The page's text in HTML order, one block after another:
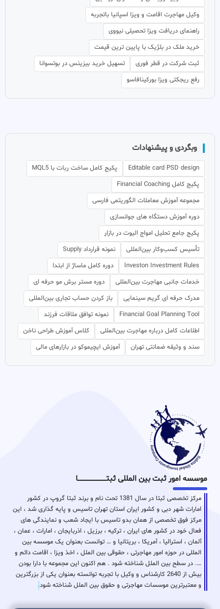
وکیل مهاجرت اقامت و ویزا اسپانیا باتجربه
راهنمای دریافت ویزا تحصیلی نیووی
خرید ملک در بلژیک با پایین ترین قیمت
ثبت شرکت در قطر فوری
تسهیل خرید بیزینس در بوتسوانا
رفع ریجکتی ویزا بورکینافاسو
وبگردی و پیشنهادات
Editable card PSD design
پکیج کامل ساخت ربات با MQL5
پکیج کامل Financial Coaching
مجموعه آموزش معاملات الگوریتمی فارسی
دوره آموزش دستگاه های جوانسازی
پکیج جامع تحلیل امواج الیوت در بازار
تأسیس کسب‌وکار بین‌المللی
نمونه قرارداد Supply
Investon Investment Rules
دوره کامل ماساژ از ابتدا
خدمات جانبی مهاجرت بین‌المللی
دوره مستر برش مو حرفه ای
مدرک حرفه ای گریم سینمایی
باز کردن حساب تجاری بین‌المللی
Financial Goal Planning Tool
نمونه توافق ملاقات فرزند
اطلاعات کامل درباره مهاجرت بین‌المللی
کلاس آموزش طراحی ناخن
سند و وثیقه ضمانتی تهران
آموزش ایچیموکو در بازارهای مالی
موسسه امور ثبت بین المللی ثبتـــــــــــــــــــــــــــــا
مرکز تخصصی ثبتا در سال 1381 تحت نام و برند ثبتا گروپ در کشور
امارات شهر دبی و کشور ایران استان تهران تاسیس و پایه گذاری شد ، این
مرکز فوق تخصصی از همان بدو تاسیس با ایجاد شعب و نمایندگی های
فعال خود در کشور های ایران ، ترکیه ، برزیل ، اذربایجان ، امارات ، عمان ،
آلمان ، استرالیا ، آمریکا ، بریتانیا و … توانست بعنوان یک موسسه بین
المللی در حوزه امور مهاجرتی ، حقوقی بین الملل ، اخذ ویزا ، اقامت دائم و
…. در سطح بین الملل شناخته شود . هم اکنون این مجموعه با دارا بودن
بیش از 2640 کارشناس و وکیل با تجربه توانسته بعنوان یکی از بزرگترین
و معتبرترین موسسات مهاجرتی و حقوق بین الملل شناخته شود.